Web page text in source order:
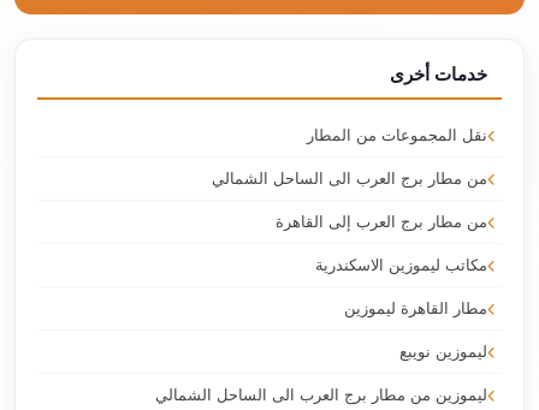
خدمات أخرى
نقل المجموعات من المطار
من مطار برج العرب الى الساحل الشمالي
من مطار برج العرب إلى القاهرة
مكاتب ليموزين الاسكندرية
مطار القاهرة ليموزين
ليموزين نويبع
ليموزين من مطار برج العرب الى الساحل الشمالي